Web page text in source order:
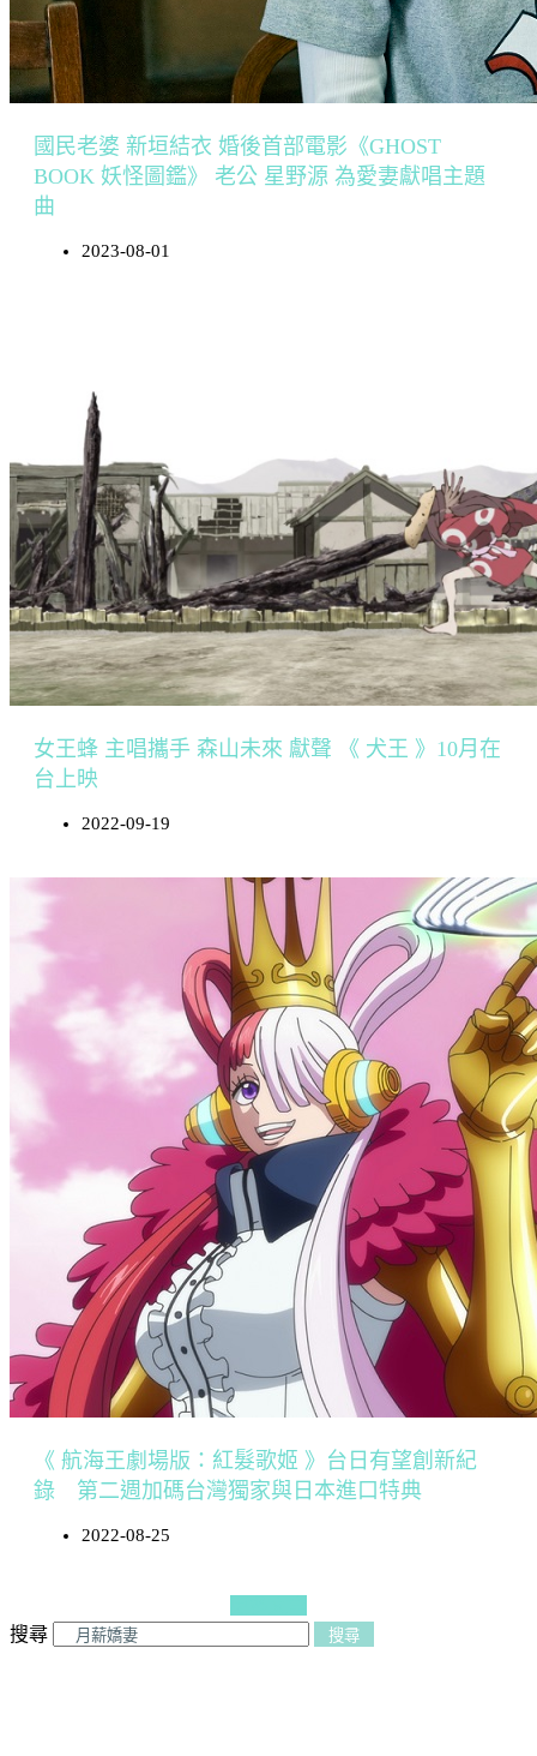
國民老婆 新垣結衣 婚後首部電影《GHOST
BOOK 妖怪圖鑑》 老公 星野源 為愛妻獻唱主題
曲
2023-08-01
女王蜂 主唱攜手 森山未來 獻聲 《 犬王 》10月在
台上映
2022-09-19
《 航海王劇場版：紅髮歌姬 》台日有望創新紀
錄 第二週加碼台灣獨家與日本進口特典
2022-08-25
搜尋
搜尋